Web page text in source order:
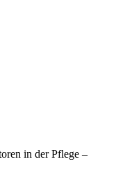
in der Pflege –